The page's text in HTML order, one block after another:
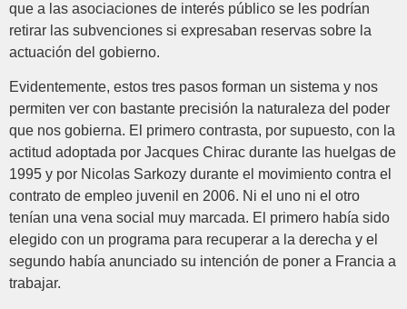
que a las asociaciones de interés público se les podrían
retirar las subvenciones si expresaban reservas sobre la
actuación del gobierno.
Evidentemente, estos tres pasos forman un sistema y nos
permiten ver con bastante precisión la naturaleza del poder
que nos gobierna. El primero contrasta, por supuesto, con la
actitud adoptada por Jacques Chirac durante las huelgas de
1995 y por Nicolas Sarkozy durante el movimiento contra el
contrato de empleo juvenil en 2006. Ni el uno ni el otro
tenían una vena social muy marcada. El primero había sido
elegido con un programa para recuperar a la derecha y el
segundo había anunciado su intención de poner a Francia a
trabajar.